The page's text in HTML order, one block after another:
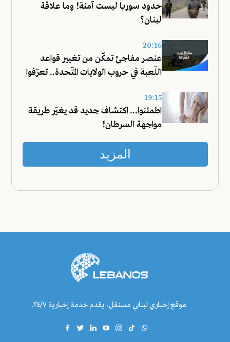
حدود سوريا ليست آمنة! وما علاقة
لبنان؟
20:16
عنصر مفاجئ تمكّن من تغيير قواعد
اللّعبة في حروب الولايات المتّحدة.. تعرّفوا
19:15
اطمئنوا... اكتشاف جديد قد يغيّر طريقة
مواجهة السرطان!
المزيد
موقع إخباري لبناني مستقل، يقدم خدمة إخبارية ٢٤/٧.